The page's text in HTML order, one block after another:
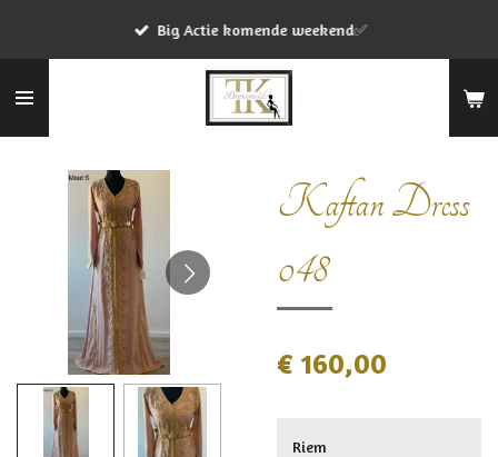
de
Big Actie komende weekend✅
Kaftan Dress
048
€ 160,00
Riem